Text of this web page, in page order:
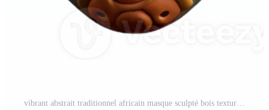
vibrant abstrait traditionnel africain masque sculpté bois texture coupé original PNG Pro